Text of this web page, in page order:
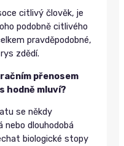
citlivý člověk, je
podobně citlivého
pravděpodobné,
zdědí.
přenosem
hodně mluví?
se někdy
dlouhodobá
biologické stopy